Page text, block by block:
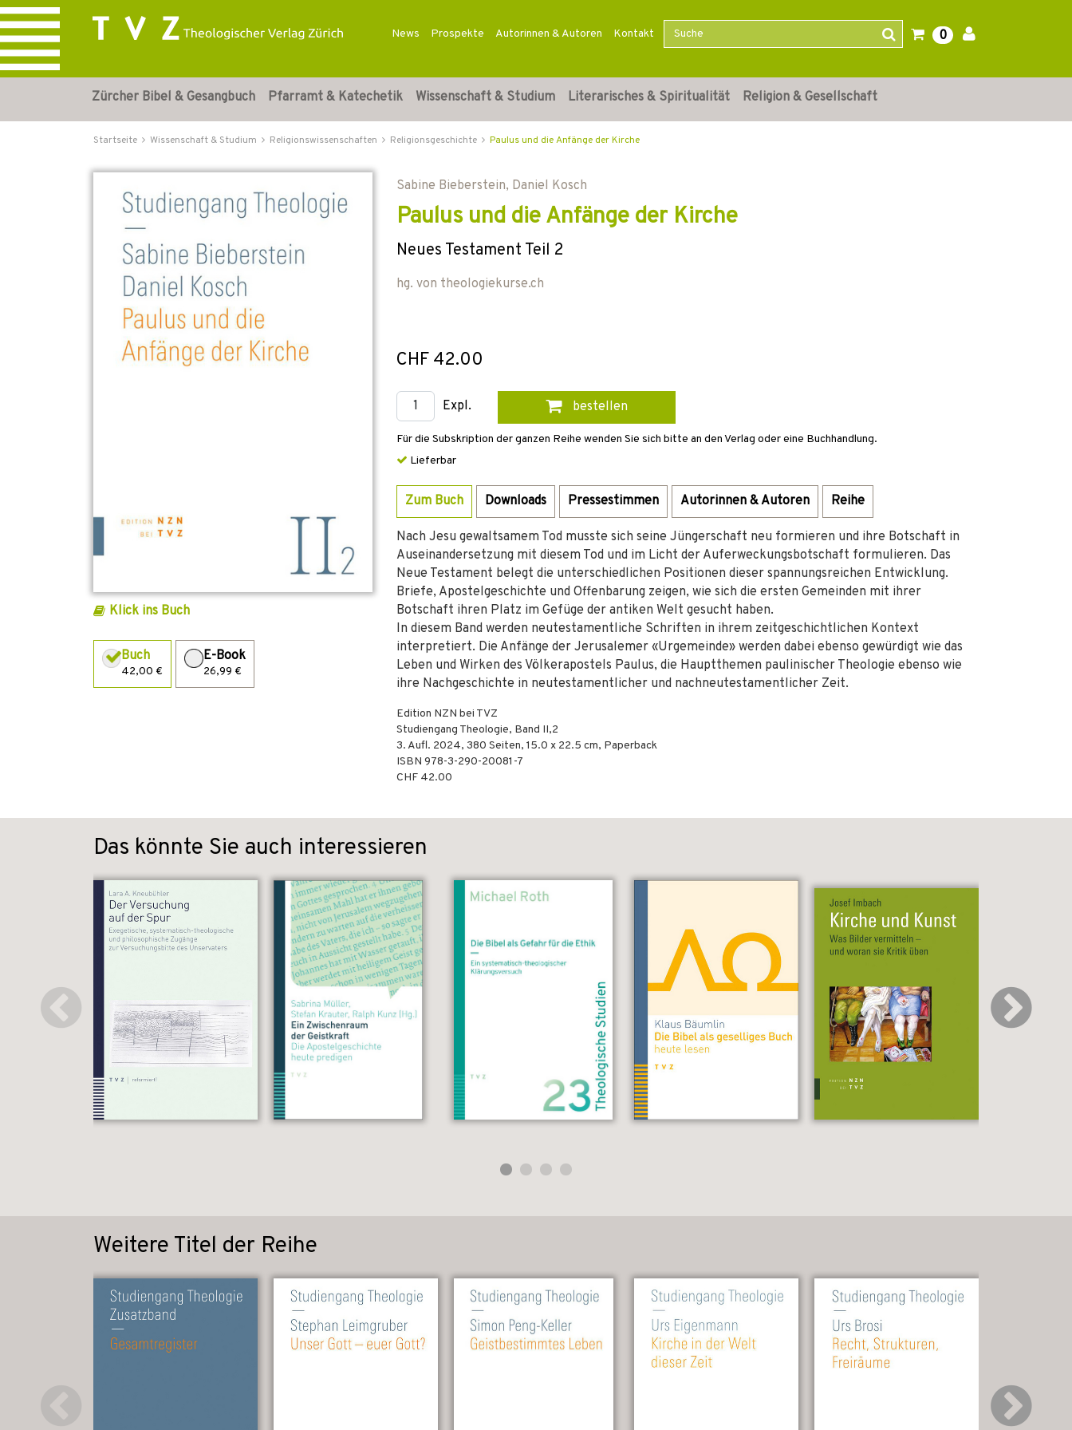
News Prospekte Autorinnen & Autoren Kontakt 0
Zürcher Bibel & Gesangbuch Pfarramt & Katechetik Wissenschaft & Studium Literarisches & Spiritualität Religion & Gesellschaft
Startseite Wissenschaft & Studium Religionswissenschaften Religionsgeschichte Paulus und die Anfänge der Kirche
Klick ins Buch
Buch
42,00 €
E-Book
26,99 €
Sabine Bieberstein, Daniel Kosch
Paulus und die Anfänge der Kirche
Neues Testament Teil 2
hg. von theologiekurse.ch
CHF 42.00
Expl. bestellen
Für die Subskription der ganzen Reihe wenden Sie sich bitte an den Verlag oder eine Buchhandlung.
Lieferbar
Zum Buch Downloads Pressestimmen Autorinnen & Autoren Reihe
Nach Jesu gewaltsamem Tod musste sich seine Jüngerschaft neu formieren und ihre Botschaft in
Auseinandersetzung mit diesem Tod und im Licht der Auferweckungsbotschaft formulieren. Das
Neue Testament belegt die unterschiedlichen Positionen dieser spannungsreichen Entwicklung.
Briefe, Apostelgeschichte und Offenbarung zeigen, wie sich die ersten Gemeinden mit ihrer
Botschaft ihren Platz im Gefüge der antiken Welt gesucht haben.
In diesem Band werden neutestamentliche Schriften in ihrem zeitgeschichtlichen Kontext
interpretiert. Die Anfänge der Jerusalemer «Urgemeinde» werden dabei ebenso gewürdigt wie das
Leben und Wirken des Völkerapostels Paulus, die Hauptthemen paulinischer Theologie ebenso wie
ihre Nachgeschichte in neutestamentlicher und nachneutestamentlicher Zeit.
Edition NZN bei TVZ
Studiengang Theologie, Band II,2
3. Aufl. 2024, 380 Seiten, 15.0 x 22.5 cm, Paperback
ISBN 978-3-290-20081-7
CHF 42.00
Das könnte Sie auch interessieren
Weitere Titel der Reihe